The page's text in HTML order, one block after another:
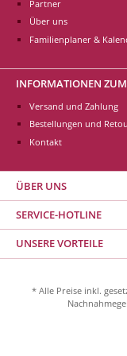
Partner
Über uns
Familienplaner &
INFORMATIONEN
Versand und Zahlung
Bestellungen und
Kontakt
ÜBER UNS
SERVICE-HOTLINE
UNSERE VORTEILE
* Alle Preise inkl.